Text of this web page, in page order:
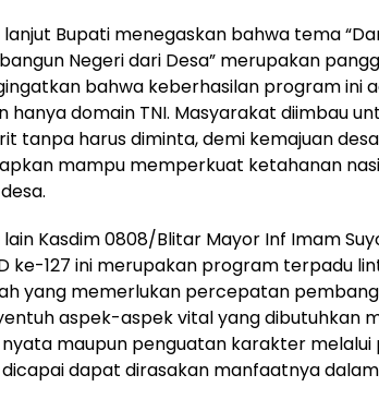
lanjut Bupati menegaskan bahwa tema
Negeri dari Desa” merupakan
bahwa keberhasilan program ini
hanya domain TNI. Masyarakat diimbau
tanpa harus diminta, demi kemajuan
mampu memperkuat ketahanan
lain Kasdim 0808/Blitar Mayor Inf Imam
ke-127 ini merupakan program terpadu
yang memerlukan percepatan
aspek-aspek vital yang dibutuhkan
maupun penguatan karakter melalui
dapat dirasakan manfaatnya